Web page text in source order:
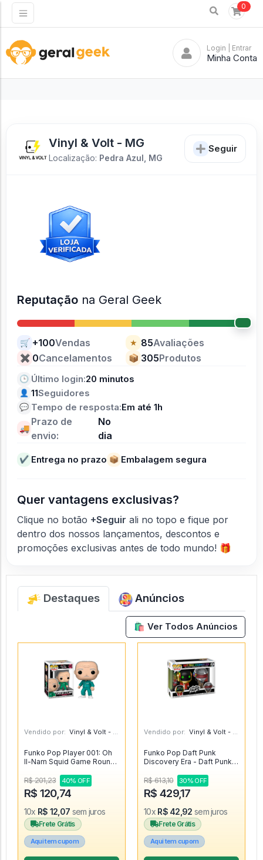
0
Login | Entrar
Minha Conta
Vinyl & Volt - MG
Localização: Pedra Azul, MG
Seguir
Reputação na Geral Geek
🛒 +100Vendas ★ 85Avaliações
✖ 0Cancelamentos 📦 305Produtos
🕒 Último login:20 minutos
👤 11Seguidores
💬 Tempo de resposta:Em até 1h
🚚
Prazo de
envio:
No
dia
✔ Entrega no prazo 📦 Embalagem segura
Quer vantagens exclusivas?
Clique no botão +Seguir ali no topo e fique por
dentro dos nossos lançamentos, descontos e
promoções exclusivas antes de todo mundo! 🎁
Destaques Anúncios
🛍️ Ver Todos Anúncios
Vendido por: Vinyl & Volt - MG
Funko Pop Player 001: Oh
Il-Nam Squid Game Round
R$ 201,23
40% OFF
R$ 120,74
10x R$ 12,07 sem juros
Frete Grátis
Aqui tem cupom
Vendido por: Vinyl & Volt - MG
Funko Pop Daft Punk
Discovery Era - Daft Punk
R$ 613,10
30% OFF
R$ 429,17
10x R$ 42,92 sem juros
Frete Grátis
Aqui tem cupom